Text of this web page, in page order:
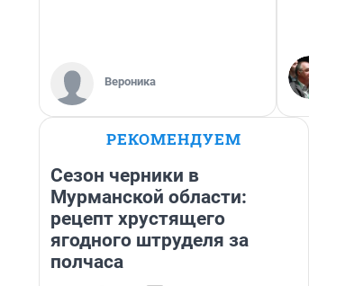
Вероника
РЕКОМЕНДУЕМ
Сезон черники в
Мурманской области:
рецепт хрустящего
ягодного штруделя за
полчаса